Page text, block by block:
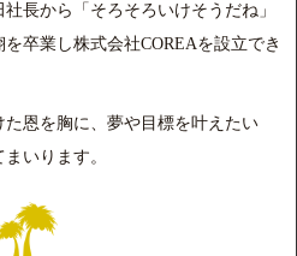
長から「そろそろいけそうだね」
卒業し株式会社COREAを設立でき
恩を胸に、夢や目標を叶えたい
いります。